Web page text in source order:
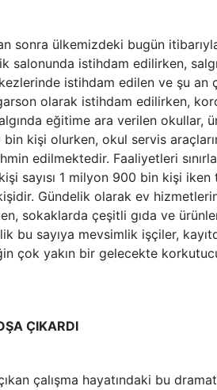
sonra ülkemizdeki bugün
salonunda istihdam edilirken,
istihdam edilen ve şu an
olarak istihdam edilirken,
eğitime ara verilen okullar,
bin kişi olurken, okul servis
edilmektedir. Faaliyetleri
sayısı 1 milyon 900 bin kişi
Gündelik olarak ev
sokaklarda çeşitli gıda ve
bu sayıya mevsimlik işçiler,
çok yakın bir gelecekte
ÇIKARDI
çalışma hayatındaki bu